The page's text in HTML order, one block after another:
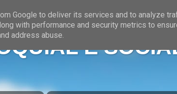
E
Google to deliver its services and to analyze
with performance and security metrics to
address abuse.